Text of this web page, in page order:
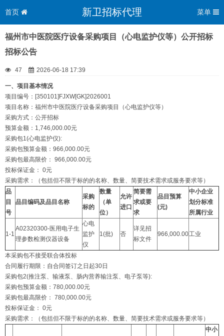
首页 新卫招标代理 菜单
福州市中医院医疗设备采购项目（心电监护仪等）公开招标
招标公告
47 2026-06-18 17:39
一、项目基本情况
项目编号：[350101]FJXW[GK]2026001
项目名称：福州市中医院医疗设备采购项目（心电监护仪等）
采购方式：公开招标
预算金额：1,746,000.00元
采购包1(心电监护仪):
采购包预算金额：966,000.00元
采购包最高限价： 966,000.00元
投标保证金： 0元
采购需求：（包括但不限于标的的名称、数量、简要技术需求或服务要求等）
品
目
号
品目编码及品目名称
采购
标的
数量
（单
位）
允许
进口
简要需
求或要
求
品目预算
(元)
中小企业
划分标准
所属行业
1-1
A02320300-医用电子生
理参数检测仪器设备
心电
监护
仪
1(批) 否
详见招
标文件
966,000.00工业
本采购包不接受联合体投标
合同履行期限：自合同签订之日起30日
采购包2(推注泵、输液泵、肠内营养输注泵、电子泵等):
采购包预算金额：780,000.00元
采购包最高限价： 780,000.00元
投标保证金： 0元
采购需求：（包括但不限于标的的名称、数量、简要技术需求或服务要求等）
中小